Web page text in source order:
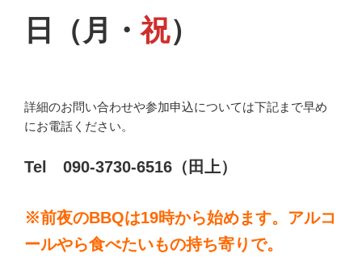
日（月・祝）
詳細のお問い合わせや参加申込については下記まで早め
にお電話ください。
Tel 090-3730-6516（田上）
※前夜のBBQは19時から始めます。アルコ
ールやら食べたいもの持ち寄りで。